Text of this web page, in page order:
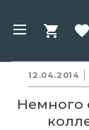
12.04.2014
Немного